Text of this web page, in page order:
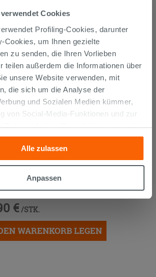
Cookies
Profiling-Cookies, darunter
Cookies, um Ihnen gezielte
zu senden, die Ihren Vorlieben
teilen außerdem die Informationen über
unsere Website verwenden, mit
die sich um die Analyse der
und Sozialen Medien kümmer,
von Social-Media-Funktionen und zur
Datenverkehrs. Diese könnten sie mit
die Sie ihnen geliefert haben oder
Verwendung ihrer Dienste
kombinieren. Falls Sie mehr wissen
Zustimmung zu allen oder einigen
durch Klicken auf die Schaltfläche
gegeben werden. Wenn Sie auf
"X" klicken, können Sie das Surfen erst
der technischen Cookies fortsetzen.
Alle zulassen
Anpassen
KAUFTEN
WASCHBECKEN 45° MESSING
€ /STK.
WARENKORB LEGEN